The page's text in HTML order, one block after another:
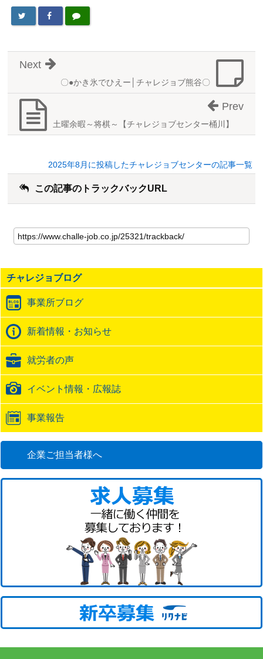
〇●かき氷でひえー│チャレジョブ熊谷〇
Next
土曜余暇～将棋～【チャレジョブセンター桶川】
Prev
2025年8月に投稿したチャレジョブセンターの記事一覧
この記事のトラックバックURL
の
記
の
ト
ッ
ク
バ
ッ
URL
チャレジョブログ
事業所ブログ
新着情報・お知らせ
就労者の声
イベント情報・広報誌
事業報告
企業ご担当者様へ